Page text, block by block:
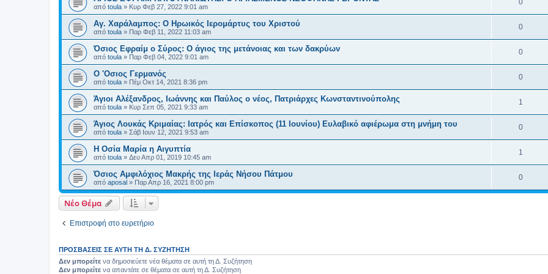
από toula » Κυρ Φεβ 27, 2022 9:01 am
0
Αγ. Χαράλαμπος: Ο Ηρωικός Ιερομάρτυς του Χριστού
από toula » Παρ Φεβ 11, 2022 11:03 am
0
Όσιος Εφραίμ ο Σύρος: Ο άγιος της μετάνοιας και των δακρύων
από toula » Παρ Φεβ 04, 2022 9:01 am
0
O 'Oσιος Γερμανός
από toula » Πέμ Οκτ 14, 2021 8:36 pm
0
Άγιοι Αλέξανδρος, Ιωάννης και Παύλος ο νέος, Πατριάρχες Κωνσταντινούπολης
από toula » Κυρ Σεπ 05, 2021 9:33 am
1
Άγιος Λουκάς Κριμαίας: Ιατρός και Επίσκοπος (11 Ιουνίου) Ευλαβικό αφιέρωμα στη μνήμη του
από toula » Σάβ Ιουν 12, 2021 9:53 am
0
Η Οσία Μαρία η Αιγυπτία
από toula » Δευ Απρ 01, 2019 10:45 am
1
Όσιος Αμφιλόχιος Μακρής της Ιεράς Νήσου Πάτμου
από aposal » Παρ Απρ 16, 2021 8:00 pm
0
Νέο Θέμα
Επιστροφή στο ευρετήριο
ΠΡΟΣΒΆΣΕΙΣ ΣΕ ΑΥΤΉ ΤΗ Δ. ΣΥΖΉΤΗΣΗ
Δεν μπορείτε να δημοσιεύετε νέα θέματα σε αυτή τη Δ. Συζήτηση
Δεν μπορείτε να απαντάτε σε θέματα σε αυτή τη Δ. Συζήτηση